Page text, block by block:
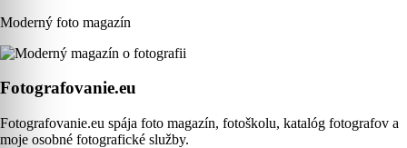
Moderný foto magazín
Fotografovanie.eu
Fotografovanie.eu spája foto magazín, fotoškolu, katalóg fotografov a
moje osobné fotografické služby.